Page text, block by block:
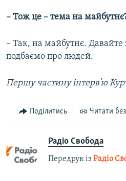
– Тож це – тема на
– Так, на майбутнє. Давайте
подбаємо про людей.
Першу частину інтерв’ю
Поділитись Читати
Радіо Свобода
Передрук із Радіо